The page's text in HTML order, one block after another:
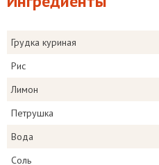
Грудка куриная
Рис
Лимон
Петрушка
Вода
Соль